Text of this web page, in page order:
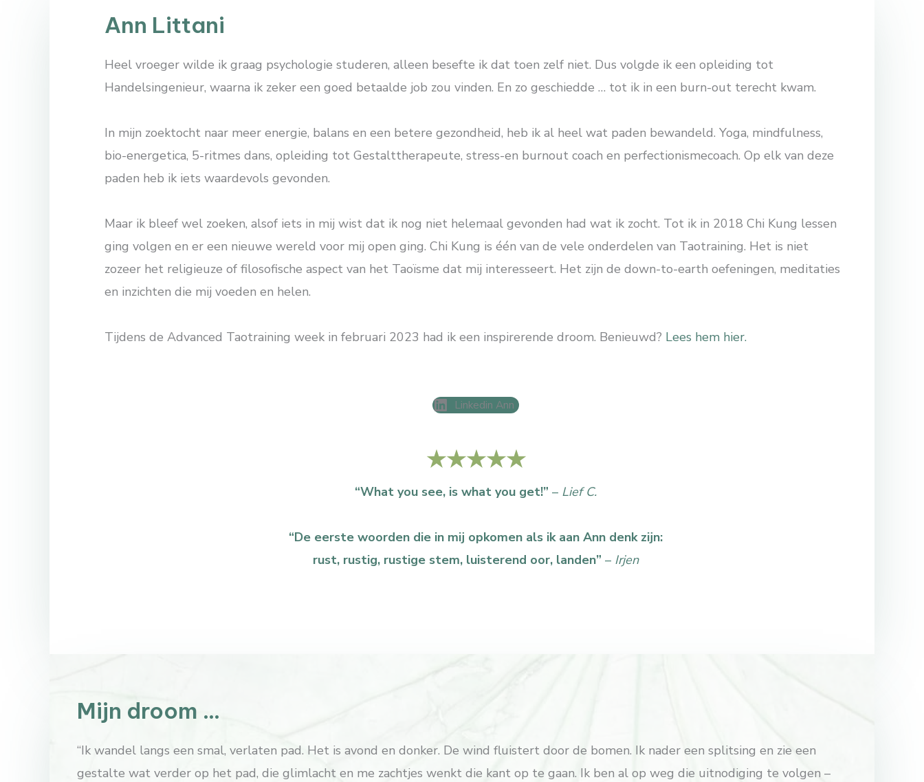
Ann Littani
Heel vroeger wilde ik graag psychologie studeren, alleen besefte ik dat toen zelf niet. Dus volgde ik een opleiding tot
Handelsingenieur, waarna ik zeker een goed betaalde job zou vinden. En zo geschiedde … tot ik in een burn-out terecht kwam.
In mijn zoektocht naar meer energie, balans en een betere gezondheid, heb ik al heel wat paden bewandeld. Yoga, mindfulness,
bio-energetica, 5-ritmes dans, opleiding tot Gestalttherapeute, stress-en burnout coach en perfectionismecoach. Op elk van deze
paden heb ik iets waardevols gevonden.
Maar ik bleef wel zoeken, alsof iets in mij wist dat ik nog niet helemaal gevonden had wat ik zocht. Tot ik in 2018 Chi Kung lessen
ging volgen en er een nieuwe wereld voor mij open ging. Chi Kung is één van de vele onderdelen van Taotraining. Het is niet
zozeer het religieuze of filosofische aspect van het Taoïsme dat mij interesseert. Het zijn de down-to-earth oefeningen, meditaties
en inzichten die mij voeden en helen.
Tijdens de Advanced Taotraining week in februari 2023 had ik een inspirerende droom. Benieuwd? Lees hem hier.
Linkedin Ann
★★★★★
“What you see, is what you get!” – Lief C.
“De eerste woorden die in mij opkomen als ik aan Ann denk zijn:
rust, rustig, rustige stem, luisterend oor, landen” – Irjen
Mijn droom …
“Ik wandel langs een smal, verlaten pad. Het is avond en donker. De wind fluistert door de bomen. Ik nader een splitsing en zie een
gestalte wat verder op het pad, die glimlacht en me zachtjes wenkt die kant op te gaan. Ik ben al op weg die uitnodiging te volgen –